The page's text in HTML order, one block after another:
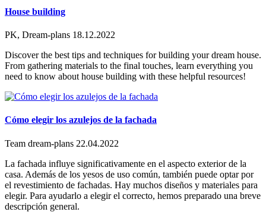
House building
PK, Dream-plans 18.12.2022
Discover the best tips and techniques for building your dream house.
From gathering materials to the final touches, learn everything you
need to know about house building with these helpful resources!
Cómo elegir los azulejos de la fachada
Team dream-plans 22.04.2022
La fachada influye significativamente en el aspecto exterior de la
casa. Además de los yesos de uso común, también puede optar por
el revestimiento de fachadas. Hay muchos diseños y materiales para
elegir. Para ayudarlo a elegir el correcto, hemos preparado una breve
descripción general.